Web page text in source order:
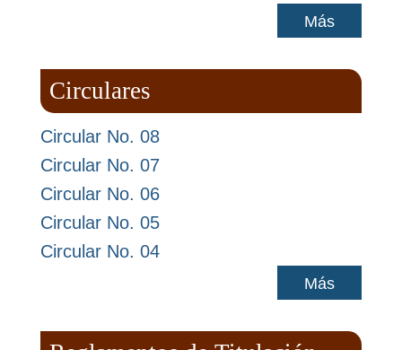
Más
Circulares
Circular No. 08
Circular No. 07
Circular No. 06
Circular No. 05
Circular No. 04
Más